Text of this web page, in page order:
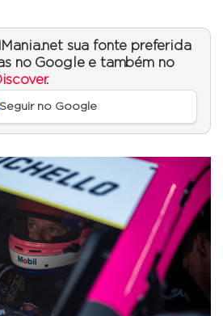
sua fonte preferida
no Google e também no
.
Seguir no Google